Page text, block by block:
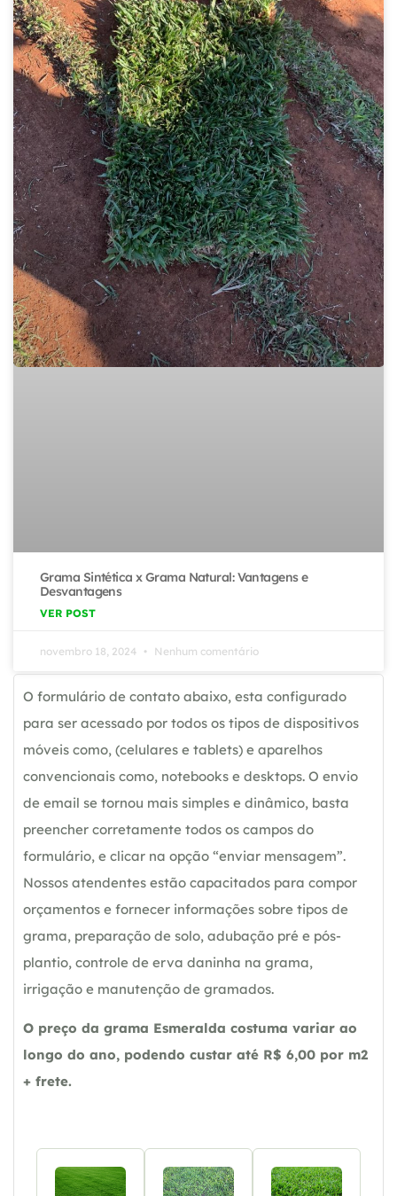
Grama Sintética x Grama Natural: Vantagens e
Desvantagens
VER POST
novembro 18, 2024 Nenhum comentário
O formulário de contato abaixo, esta configurado
para ser acessado por todos os tipos de dispositivos
móveis como, (celulares e tablets) e aparelhos
convencionais como, notebooks e desktops. O envio
de email se tornou mais simples e dinâmico, basta
preencher corretamente todos os campos do
formulário, e clicar na opção “enviar mensagem”.
Nossos atendentes estão capacitados para compor
orçamentos e fornecer informações sobre tipos de
grama, preparação de solo, adubação pré e pós-
plantio, controle de erva daninha na grama,
irrigação e manutenção de gramados.
O preço da grama Esmeralda costuma variar ao
longo do ano, podendo custar até R$ 6,00 por m2
+ frete.